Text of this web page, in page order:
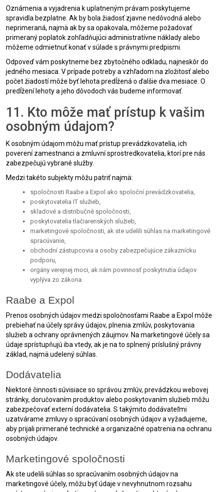
Oznámenia a vyjadrenia k uplatneným právam poskytujeme
spravidla bezplatne. Ak by bola žiadosť zjavne nedôvodná alebo
neprimeraná, najmä ak by sa opakovala, môžeme požadovať
primeraný poplatok zohľadňujúci administratívne náklady alebo
môžeme odmietnuť konať v súlade s právnymi predpismi.
Odpoveď vám poskytneme bez zbytočného odkladu, najneskôr do
jedného mesiaca. V prípade potreby a vzhľadom na zložitosť alebo
počet žiadostí môže byť lehota predĺžená o ďalšie dva mesiace. O
predĺžení lehoty a jeho dôvodoch vás budeme informovať.
11. Kto môže mať prístup k vašim
osobným údajom?
K osobným údajom môžu mať prístup prevádzkovatelia, ich
poverení zamestnanci a zmluvní sprostredkovatelia, ktorí pre nás
zabezpečujú vybrané služby.
Medzi takéto subjekty môžu patriť najmä:
spoločnosti Raabe a Expol ako spoloční prevádzkovatelia,
poskytovatelia IT služieb,
skladové a distribučné spoločnosti,
poskytovatelia tlačiarenských služieb,
marketingové spoločnosti, ak ste udelili súhlas na marketingové
spracúvanie,
obchodní zástupcovia a osoby zabezpečujúce zákaznícku
podporu,
orgány verejnej moci, ak nám povinnosť poskytnutia údajov
vyplýva zo zákona.
Raabe a Expol
Prenos osobných údajov medzi spoločnosťami Raabe a Expol môže
prebiehať na účely správy údajov, plnenia zmlúv, poskytovania
služieb a ochrany oprávnených záujmov. Na marketingové účely sa
údaje sprístupňujú iba vtedy, ak je na to splnený príslušný právny
základ, najmä udelený súhlas.
Dodávatelia
Niektoré činnosti súvisiace so správou zmlúv, prevádzkou webovej
stránky, doručovaním produktov alebo poskytovaním služieb môžu
zabezpečovať externí dodávatelia. S takýmito dodávateľmi
uzatvárame zmluvy o spracúvaní osobných údajov a vyžadujeme,
aby prijali primerané technické a organizačné opatrenia na ochranu
osobných údajov.
Marketingové spoločnosti
Ak ste udelili súhlas so spracúvaním osobných údajov na
marketingové účely, môžu byť údaje v nevyhnutnom rozsahu